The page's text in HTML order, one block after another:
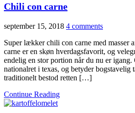
Chili con carne
september 15, 2018 4 comments
Super lækker chili con carne med masser
carne er en skøn hverdagsfavorit, og
endelig en stor portion når du nu er
nationalret i texas, og betyder bogstavelig
traditionelt bestod retten […]
Continue Reading